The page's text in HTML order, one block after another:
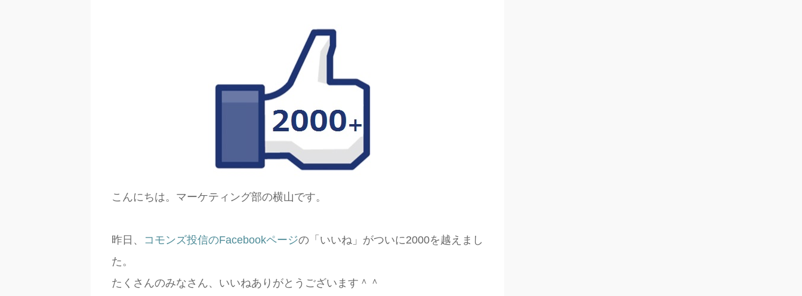
こんにちは。マーケティング部の横山です。
昨日、 コモンズ投信のFacebookページの「いいね」がついに2000を越えまし
た。
たくさんのみなさん、いいねありがとうございます＾＾